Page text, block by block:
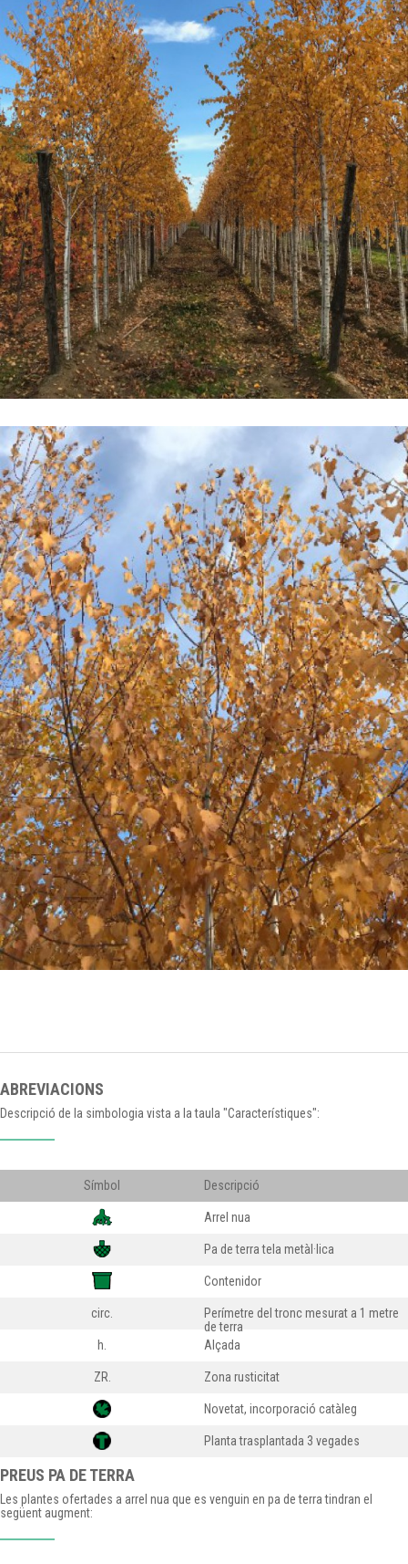
ABREVIACIONS
Descripció de la simbologia vista a la taula "Característiques":
Símbol Descripció
Arrel nua
Pa de terra tela metàl·lica
Contenidor
circ.
Perímetre del tronc mesurat a 1 metre
de terra
h.
Alçada
ZR. Zona rusticitat
Novetat, incorporació catàleg
Planta trasplantada 3 vegades
PREUS PA DE TERRA
Les plantes ofertades a arrel nua que es venguin en pa de terra tindran el
següent augment: